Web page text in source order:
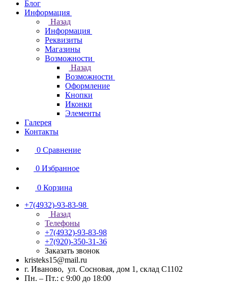
Блог
Информация
Назад
Информация
Реквизиты
Магазины
Возможности
Назад
Возможности
Оформление
Кнопки
Иконки
Элементы
Галерея
Контакты
0 Сравнение
0 Избранное
0 Корзина
+7(4932)-93-83-98
Назад
Телефоны
+7(4932)-93-83-98
+7(920)-350-31-36
Заказать звонок
kristeks15@mail.ru
г. Иваново, ул. Сосновая, дом 1, склад С1102
Пн. – Пт.: с 9:00 до 18:00